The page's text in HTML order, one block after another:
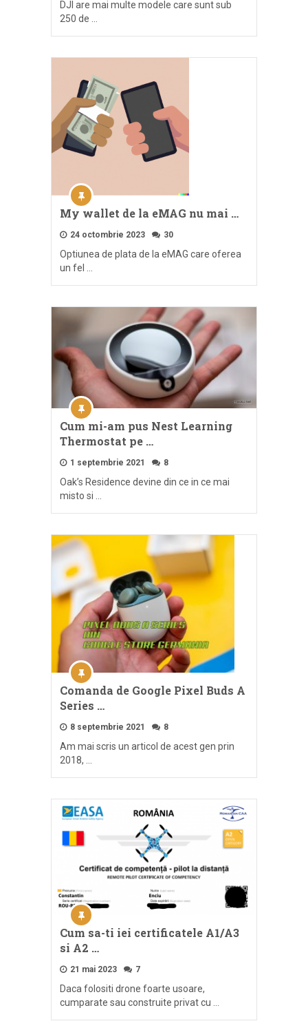
DJI are mai multe modele care sunt sub
250 de …
My wallet de la eMAG nu mai …
24 octombrie 2023 30
Optiunea de plata de la eMAG care oferea
un fel …
Cum mi-am pus Nest Learning
Thermostat pe …
1 septembrie 2021 8
Oak’s Residence devine din ce in ce mai
misto si …
Comanda de Google Pixel Buds A
Series …
8 septembrie 2021 8
Am mai scris un articol de acest gen prin
2018, …
Cum sa-ti iei certificatele A1/A3
si A2 …
21 mai 2023 7
Daca folositi drone foarte usoare,
cumparate sau construite privat cu …